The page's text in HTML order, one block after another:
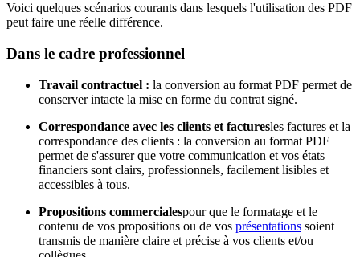
Voici quelques scénarios courants dans lesquels l'utilisation des PDF
peut faire une réelle différence.
Dans le cadre professionnel
Travail contractuel : la conversion au format PDF permet de
conserver intacte la mise en forme du contrat signé.
Correspondance avec les clients et facturesles factures et la
correspondance des clients : la conversion au format PDF
permet de s'assurer que votre communication et vos états
financiers sont clairs, professionnels, facilement lisibles et
accessibles à tous.
Propositions commercialespour que le formatage et le
contenu de vos propositions ou de vos présentations soient
transmis de manière claire et précise à vos clients et/ou